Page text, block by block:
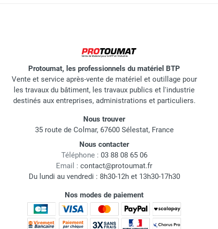
Protoumat, les professionnels du matériel BTP
Vente et service après-vente de matériel et outillage pour
les travaux du bâtiment, les travaux publics et l'industrie
destinés aux entreprises, administrations et particuliers.
Nous trouver
35 route de Colmar, 67600 Sélestat, France
Nous contacter
Téléphone : 03 88 08 65 06
Email : contact@protoumat.fr
Du lundi au vendredi : 8h30-12h et 13h30-17h30
Nos modes de paiement